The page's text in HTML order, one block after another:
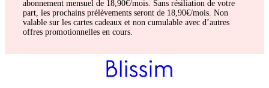
abonnement mensuel de 18,90€/mois. Sans résiliation de votre
part, les prochains prélèvements seront de 18,90€/mois. Non
valable sur les cartes cadeaux et non cumulable avec d’autres
offres promotionnelles en cours.